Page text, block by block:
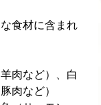
食材に含まれ
肉など）、白
肉など）